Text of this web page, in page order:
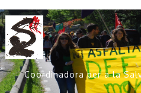
Vés
al
contingut
Coordinadora per a la